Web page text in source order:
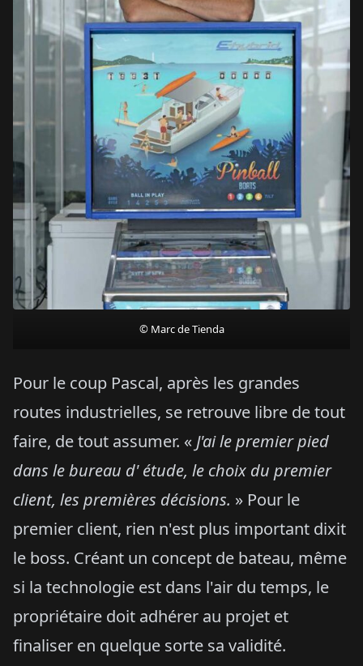
© Marc de Tienda
Pour le coup Pascal, après les grandes
routes industrielles, se retrouve libre de tout
faire, de tout assumer. « J'ai le premier pied
dans le bureau d' étude, le choix du premier
client, les premières décisions. » Pour le
premier client, rien n'est plus important dixit
le boss. Créant un concept de bateau, même
si la technologie est dans l'air du temps, le
propriétaire doit adhérer au projet et
finaliser en quelque sorte sa validité.